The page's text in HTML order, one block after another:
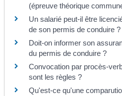
(épreuve théorique
Un salarié peut-il être
de son permis de conduire ?
Doit-on informer son
du permis de conduire ?
Convocation par procès-
sont les règles ?
Qu'est-ce qu'une